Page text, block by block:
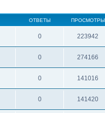
ОТВЕТЫ ПРОСМОТРЫ
0 223942
0 274166
0 141016
0 141420